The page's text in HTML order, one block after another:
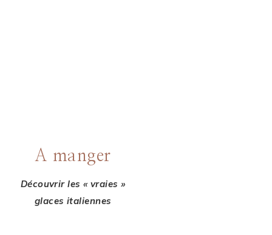
A manger
Découvrir les « vraies »
glaces italiennes